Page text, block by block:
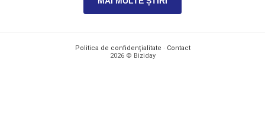
Politica de confidențialitate · Contact
2026 © Biziday